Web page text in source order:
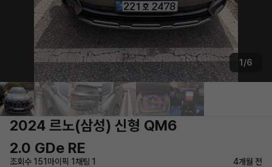
1/6
2024 르노(삼성) 신형 QM6
2.0 GDe RE
조회수 151 마이픽 1채팅 1
4개월 전